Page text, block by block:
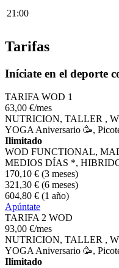
21:00
Tarifas
Iníciate en el deporte
TARIFA WOD 1
63,00 €/mes
NUTRICION, TALLER ,
YOGA Aniversario 🥳,
Ilimitado
WOD FUNCTIONAL,
MEDIOS DÍAS *,
170,10 € (3 meses)
321 ,30 € (6 meses)
604,80 € (1 año)
Apúntate
TARIFA 2 WOD
93,00 €/mes
NUTRICION, TALLER ,
YOGA Aniversario 🥳,
Ilimitado